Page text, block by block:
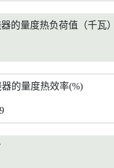
的量度热负荷值（千瓦
的量度热效率(%)